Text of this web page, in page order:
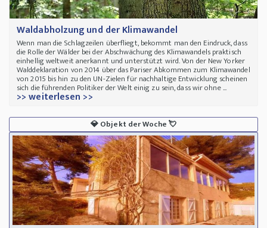
Waldabholzung und der Klimawandel
Wenn man die Schlagzeilen überfliegt, bekommt man den Eindruck, dass
die Rolle der Wälder bei der Abschwächung des Klimawandels praktisch
einhellig weltweit anerkannt und unterstützt wird. Von der New Yorker
Walddeklaration von 2014 über das Pariser Abkommen zum Klimawandel
von 2015 bis hin zu den UN-Zielen für nachhaltige Entwicklung scheinen
sich die führenden Politiker der Welt einig zu sein, dass wir ohne ...
>> weiterlesen >>
💎Objekt der Woche💘